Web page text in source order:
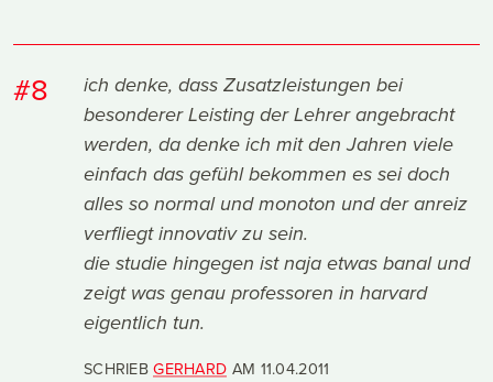
#8
ich denke, dass Zusatzleistungen bei
besonderer Leisting der Lehrer angebracht
werden, da denke ich mit den Jahren viele
einfach das gefühl bekommen es sei doch
alles so normal und monoton und der anreiz
verfliegt innovativ zu sein.
die studie hingegen ist naja etwas banal und
zeigt was genau professoren in harvard
eigentlich tun.
SCHRIEBGERHARD AM 11.04.2011